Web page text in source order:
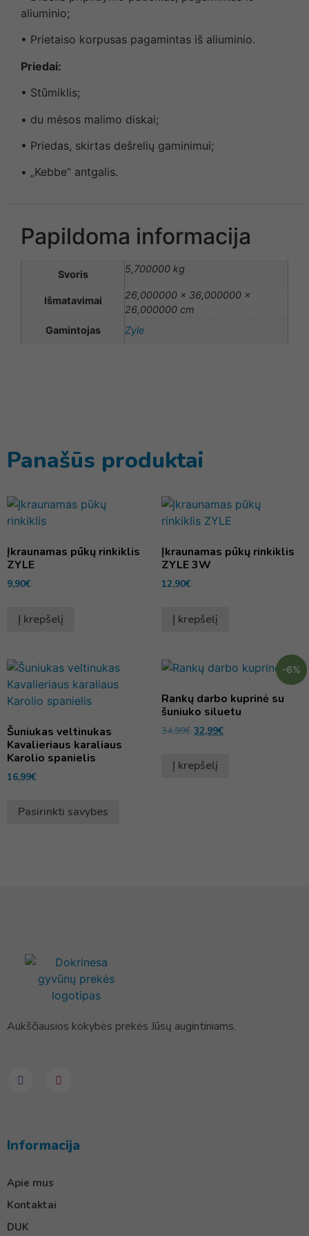
aliuminio;
• Prietaiso korpusas pagamintas iš aliuminio.
Priedai:
• Stūmiklis;
• du mėsos malimo diskai;
• Priedas, skirtas dešrelių gaminimui;
• „Kebbe“ antgalis.
Papildoma informacija
Svoris 5,700000 kg
Išmatavimai
26,000000 × 36,000000 ×
26,000000 cm
Gamintojas
Zyle
Panašūs produktai
Įkraunamas pūkų rinkiklis
ZYLE
9,90€
Į krepšelį
Įkraunamas pūkų rinkiklis
ZYLE 3W
12,90€
Į krepšelį
Šuniukas veltinukas
Kavalieriaus karaliaus
Karolio spanielis
16,99€
Pasirinkti savybes
-6%
Rankų darbo kuprinė su
šuniuko siluetu
34,99€ 32,99€
Į krepšelį
Aukščiausios kokybės prekės Jūsų augintiniams.
Informacija
Apie mus
Kontaktai
DUK